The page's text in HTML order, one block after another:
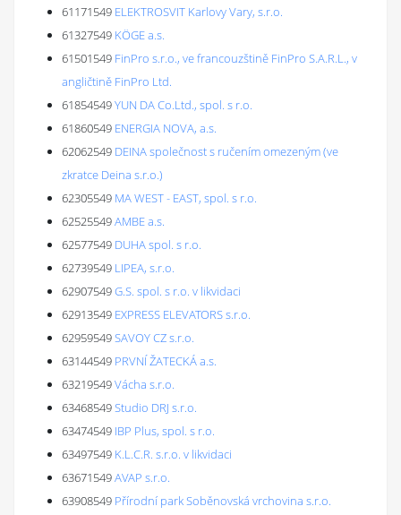
61171549 ELEKTROSVIT Karlovy Vary, s.r.o.
61327549 KÖGE a.s.
61501549 FinPro s.r.o., ve francouzštině FinPro S.A.R.L., v
angličtině FinPro Ltd.
61854549YUN DA Co.Ltd., spol. s r.o.
61860549 ENERGIA NOVA, a.s.
62062549 DEINA společnost s ručením omezeným (ve
zkratce Deina s.r.o.)
62305549 MA WEST - EAST, spol. s r.o.
62525549AMBE a.s.
62577549 DUHA spol. s r.o.
62739549 LIPEA, s.r.o.
62907549G.S. spol. s r.o. v likvidaci
62913549 EXPRESS ELEVATORS s.r.o.
62959549SAVOY CZ s.r.o.
63144549 PRVNÍ ŽATECKÁ a.s.
63219549Vácha s.r.o.
63468549Studio DRJ s.r.o.
63474549 IBP Plus, spol. s r.o.
63497549 K.L.C.R. s.r.o. v likvidaci
63671549AVAP s.r.o.
63908549 Přírodní park Soběnovská vrchovina s.r.o.